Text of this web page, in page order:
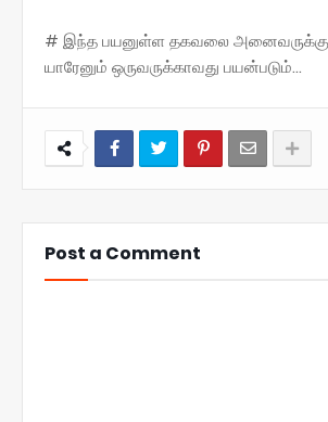
# இந்த பயனுள்ள தகவலை
யாரேனும் ஒருவருக்காவது பயன்படும்...
Post a Comment